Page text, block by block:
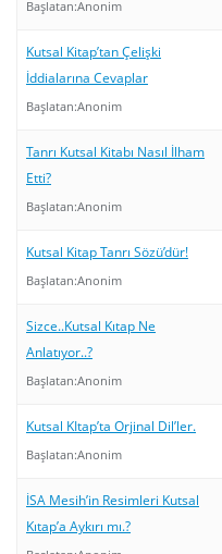
Başlatan:Anonim
Kutsal Kitap’tan Çelişki
İddialarına Cevaplar
Başlatan:Anonim
Tanrı Kutsal Kitabı Nasıl İlham
Etti?
Başlatan:Anonim
Kutsal Kitap Tanrı Sözü’dür!
Başlatan:Anonim
Sizce..Kutsal Kıtap Ne
Anlatıyor..?
Başlatan:Anonim
Kutsal KItap’ta Orjinal Dil’ler.
Başlatan:Anonim
İSA Mesih’in Resimleri Kutsal
Kıtap’a Aykırı mı.?